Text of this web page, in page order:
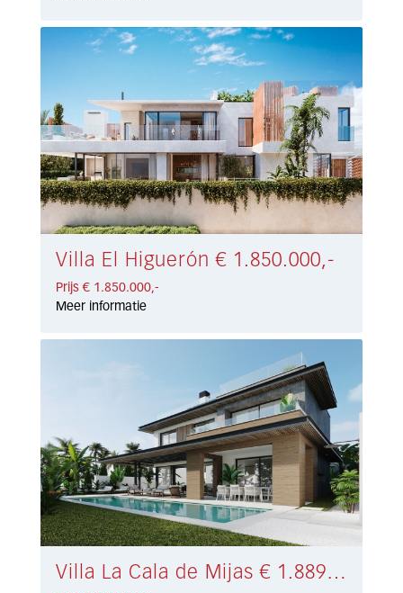
Villa El Higuerón € 1.850.000,-
Prijs € 1.850.000,-
Meer informatie
Villa La Cala de Mijas € 1.889.000,-